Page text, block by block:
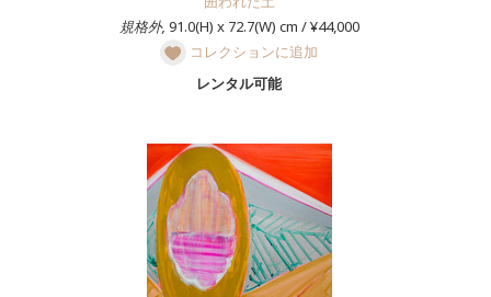
規格外, 91.0(H) x 72.7(W) cm / ¥44,000
コレクションに追加
レンタル可能